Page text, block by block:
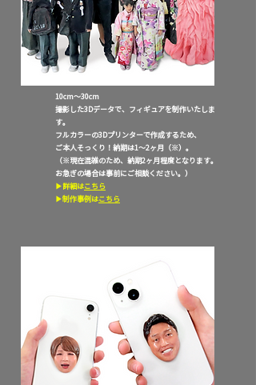
10cm〜30cm
撮影した3Dデータで、 フィギュアを制作いたしま
す。
フルカラーの3Dプリンターで作成するため、
ご本人そっくり！納期は1〜2ヶ月 （※）。
（※現在混雑のため、納期2ヶ月程度となります。
お急ぎの場合は事前にご相談ください。 ）
​​▶︎詳細はこちら
​▶︎制作事例はこちら